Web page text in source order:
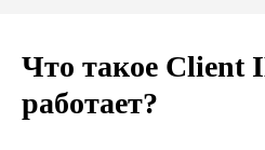
Что такое Client
работает?